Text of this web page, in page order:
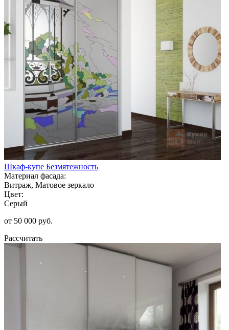
Шкаф-купе Безмятежность
Материал фасада:
Витраж, Матовое зеркало
Цвет:
Серый
от 50 000 руб.
Рассчитать